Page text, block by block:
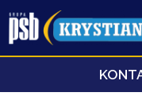
Przejdź
do